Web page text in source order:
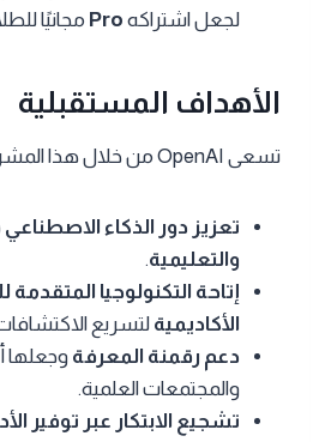
لجعل اشتراكه Pro مجانيًا
الأهداف المستقبلية
تسعى OpenAI من خلال هذا المشروع إلى:
تعزيز دور الذكاء
والتعليمية.
إتاحة التكنولوجيا
الأكاديمية لتسريع
دعم رقمنة المعرفة وجعلها
والمجتمعات العلمية.
تشجيع الابتكار عبر توفير